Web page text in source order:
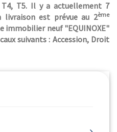
T5. Il y a actuellement 7
est prévue au 2ème
immobilier neuf "EQUINOXE"
suivants : Accession, Droit